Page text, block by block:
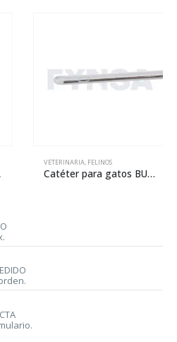
VETERINARIA,FELINOS
Catéter para gatos BUSTER – 13 x 130 mm